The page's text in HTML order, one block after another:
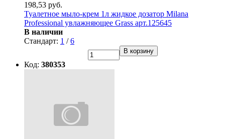
198,53 руб.
Туалетное мыло-крем 1л жидкое дозатор Milana
Professional увлажняющее Grass арт.125645
В наличии
Стандарт: 1 /6
В корзину
Код: 380353